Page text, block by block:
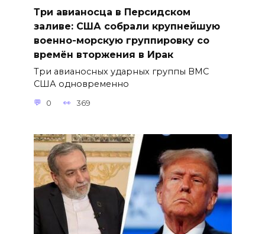
Три авианосца в Персидском
заливе: США собрали крупнейшую
военно-морскую группировку со
времён вторжения в Ирак
Три авианосных ударных группы ВМС
США одновременно
0 369